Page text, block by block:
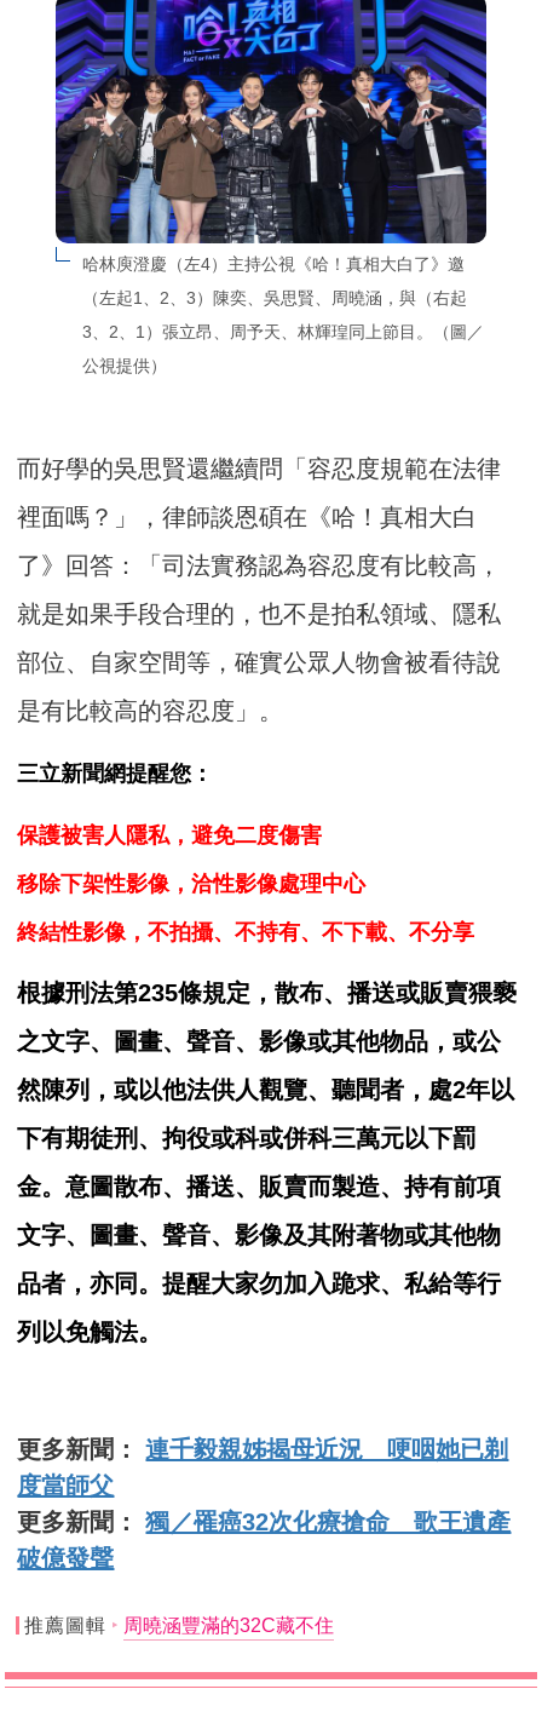
哈林庾澄慶（左4）主持公視《哈！真相大白了》邀
（左起1、2、3）陳奕、吳思賢、周曉涵，與（右起
3、2、1）張立昂、周予天、林輝瑝同上節目。（圖／
公視提供）
而好學的吳思賢還繼續問「容忍度規範在法律
裡面嗎？」，律師談恩碩在《哈！真相大白
了》回答：「司法實務認為容忍度有比較高，
就是如果手段合理的，也不是拍私領域、隱私
部位、自家空間等，確實公眾人物會被看待說
是有比較高的容忍度」。
三立新聞網提醒您：
保護被害人隱私，避免二度傷害
移除下架性影像，洽性影像處理中心
終結性影像，不拍攝、不持有、不下載、不分享
根據刑法第235條規定，散布、播送或販賣猥褻
之文字、圖畫、聲音、影像或其他物品，或公
然陳列，或以他法供人觀覽、聽聞者，處2年以
下有期徒刑、拘役或科或併科三萬元以下罰
金。意圖散布、播送、販賣而製造、持有前項
文字、圖畫、聲音、影像及其附著物或其他物
品者，亦同。提醒大家勿加入跪求、私給等行
列以免觸法。
更多新聞：連千毅親姊揭母近況 哽咽她已剃
度當師父
更多新聞：獨／罹癌32次化療搶命 歌王遺產
破億發聲
推薦圖輯 周曉涵豐滿的32C藏不住